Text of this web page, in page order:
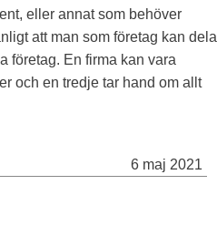
eller annat som behöver
att man som företag kan dela
företag. En firma kan vara
och en tredje tar hand om allt
6 maj 2021